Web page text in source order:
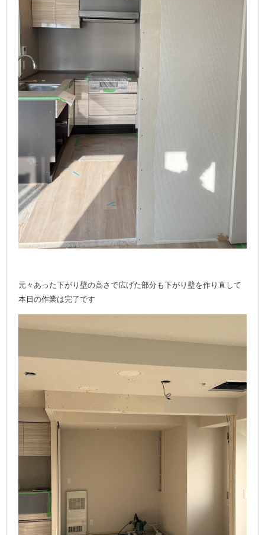
元々あった下がり壁の高さで広げた部分も下がり壁を作り直して
本日の作業は完了です